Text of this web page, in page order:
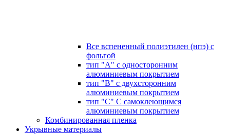
Все вспененный полиэтилен (нпэ) с
фольгой
тип "А" с односторонним
алюминиевым покрытием
тип "В" с двухсторонним
алюминиевым покрытием
тип "С" С самоклеющимся
алюминиевым покрытием
Комбинированная пленка
Укрывные материалы